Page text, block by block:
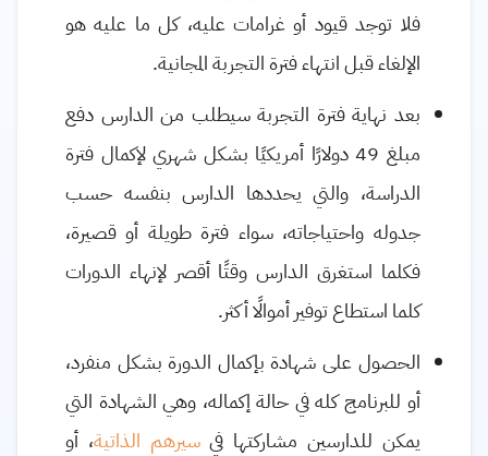
فلا توجد قيود أو غرامات عليه، كل ما عليه هو
الإلغاء قبل انتهاء فترة التجربة المجانية.
بعد نهاية فترة التجربة سيطلب من الدارس دفع
مبلغ 49دولارًا أمريكيًا بشكل شهري لإكمال فترة
الدراسة، والتي يحددها الدارس بنفسه حسب
جدوله واحتياجاته، سواء فترة طويلة أو قصيرة،
فكلما استغرق الدارس وقتًا أقصر لإنهاء الدورات
كلما استطاع توفير أموالًا أكثر.
الحصول على شهادة بإكمال الدورة بشكل منفرد،
أو للبرنامج كله في حالة إكماله، وهي الشهادة التي
يمكن للدارسين مشاركتها فيسيرهم الذاتية، أو